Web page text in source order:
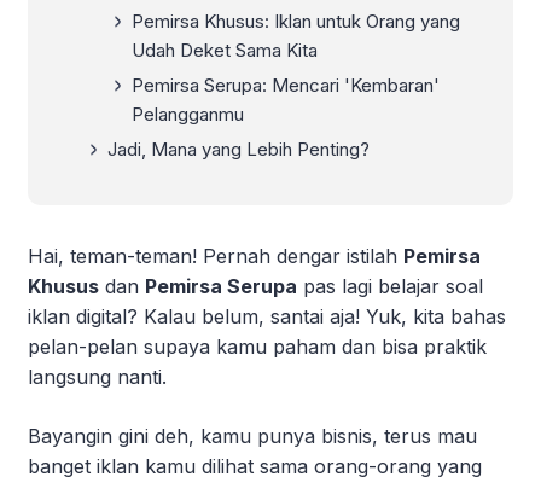
Pemirsa Khusus: Iklan untuk Orang yang
Udah Deket Sama Kita
Pemirsa Serupa: Mencari 'Kembaran'
Pelangganmu
Jadi, Mana yang Lebih Penting?
Hai, teman-teman! Pernah dengar istilah Pemirsa
Khusus dan Pemirsa Serupa pas lagi belajar soal
iklan digital? Kalau belum, santai aja! Yuk, kita bahas
pelan-pelan supaya kamu paham dan bisa praktik
langsung nanti.
Bayangin gini deh, kamu punya bisnis, terus mau
banget iklan kamu dilihat sama orang-orang yang